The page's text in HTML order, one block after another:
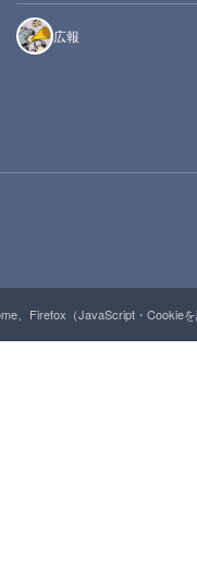
広報
、Firefox（JavaScript・Cookie